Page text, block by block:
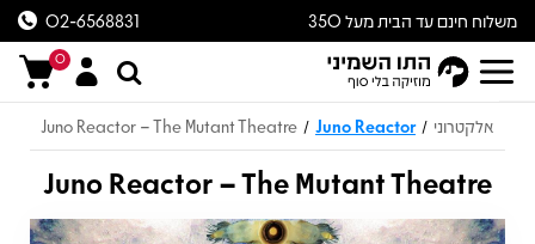
משלוח חינם עד הבית מעל 350
ש״ח
02-6568831
0
אלקטרוני /
Juno Reactor
/
Juno Reactor – The Mutant Theatre
Juno Reactor – The Mutant Theatre